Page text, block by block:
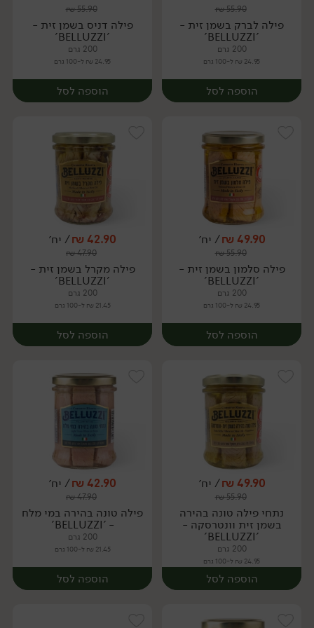
יח׳ יח׳ 55.90
₪
פילה לברק בשמן זית -
'BELLUZZI'
200 גרם
24.95 ₪ ל-100 גרם
הוספה לסל
יח׳
55.90
₪
פילה דניס בשמן זית -
'BELLUZZI'
200 גרם
24.95 ₪ ל-100 גרם
הוספה לסל
יח׳
49.90
₪/ יח׳
55.90
₪
פילה סלמון בשמן זית -
'BELLUZZI'
200 גרם
24.95 ₪ ל-100 גרם
הוספה לסל
יח׳
42.90
₪/ יח׳
47.90
₪
פילה מקרל בשמן זית -
'BELLUZZI'
200 גרם
21.45 ₪ ל-100 גרם
הוספה לסל
יח׳
49.90
₪/ יח׳
55.90
₪
נתחי פילה טונה בהירה
בשמן זית וונטרסקה -
'BELLUZZI'
200 גרם
24.95 ₪ ל-100 גרם
הוספה לסל
42.90
₪/ יח׳
47.90
₪
פילה טונה בהירה במי מלח
- 'BELLUZZI'
200 גרם
21.45 ₪ ל-100 גרם
הוספה לסל